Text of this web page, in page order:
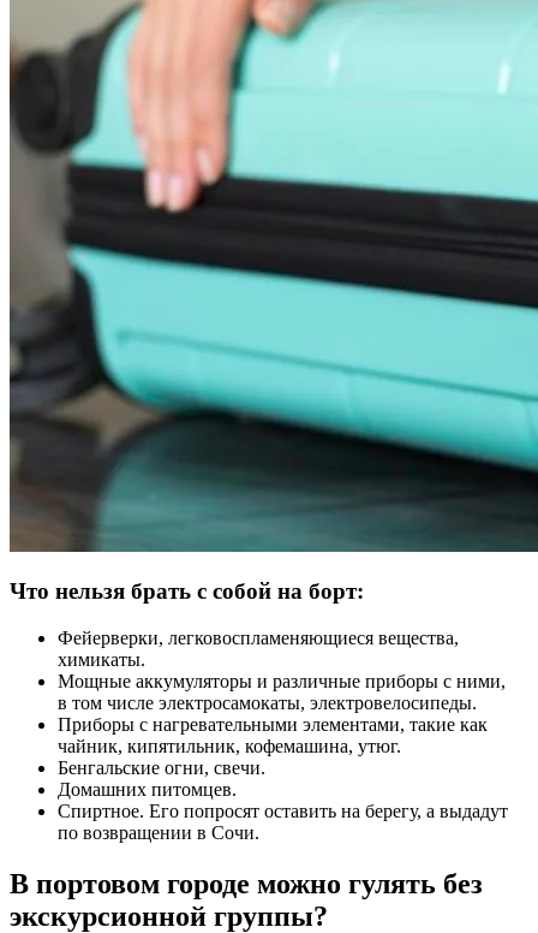
Что нельзя брать с собой на борт:
Фейерверки, легковоспламеняющиеся вещества,
химикаты.
Мощные аккумуляторы и различные приборы с ними,
в том числе электросамокаты, электровелосипеды.
Приборы с нагревательными элементами, такие как
чайник, кипятильник, кофемашина, утюг.
Бенгальские огни, свечи.
Домашних питомцев.
Спиртное. Его попросят оставить на берегу, а выдадут
по возвращении в Сочи.
В портовом городе можно гулять без
экскурсионной группы?